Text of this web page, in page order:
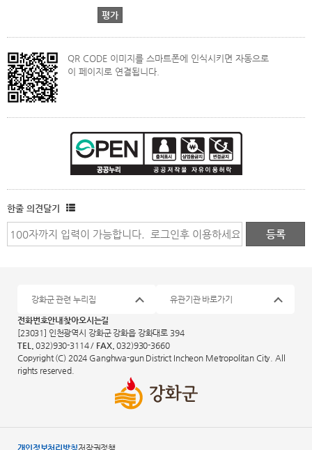
QR CODE 이미지를 스마트폰에 인식시키면 자동으로
이 페이지로 연결됩니다.
한줄 의견달기
전화번호안내 찾아오시는길
[23031] 인천광역시 강화군 강화읍 강화대로 394
TEL.
032)930-3114 / FAX. 032)930-3660
Copyright (C) 2024 Ganghwa-gun District Incheon Metropolitan City. All
rights reserved.
강화군 관련 누리집 유관기관 바로가기